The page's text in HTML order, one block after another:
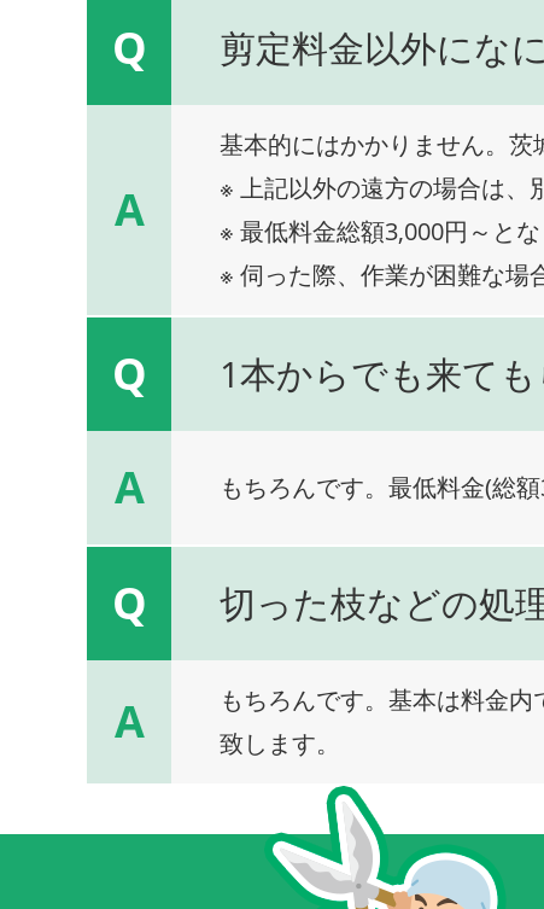
Q 剪定料金以外にな
A
基本的にはかかりません。茨
※ 上記以外の遠方の場合は、
※ 最低料金総額3,000円～とな
※ 伺った際、作業が困難な場
Q 1本からでも来て
A もちろんです。最低料金(総
Q 切った枝などの処
A
もちろんです。基本は料金
致します。